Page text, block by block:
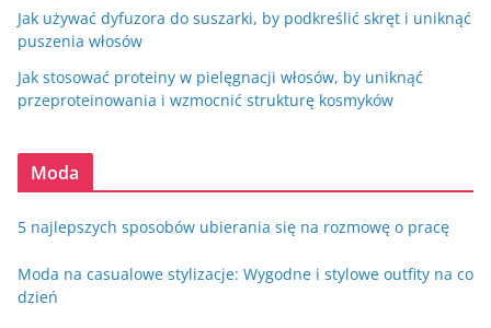
Jak używać dyfuzora do suszarki, by podkreślić skręt i uniknąć
puszenia włosów
Jak stosować proteiny w pielęgnacji włosów, by uniknąć
przeproteinowania i wzmocnić strukturę kosmyków
Moda
5 najlepszych sposobów ubierania się na rozmowę o pracę
Moda na casualowe stylizacje: Wygodne i stylowe outfity na co
dzień